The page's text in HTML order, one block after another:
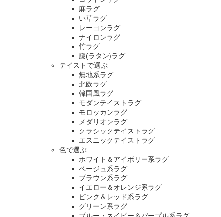
麻ラグ
い草ラグ
レーヨンラグ
ナイロンラグ
竹ラグ
籐(ラタン)ラグ
テイストで選ぶ
無地系ラグ
北欧ラグ
韓国風ラグ
モダンテイストラグ
モロッカンラグ
メダリオンラグ
クラシックテイストラグ
エスニックテイストラグ
色で選ぶ
ホワイト＆アイボリー系ラグ
ベージュ系ラグ
ブラウン系ラグ
イエロー＆オレンジ系ラグ
ピンク＆レッド系ラグ
グリーン系ラグ